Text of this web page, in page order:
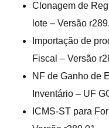
Clonagem de
lote – Versão
Importação de
Fiscal – Versão
NF de Ganho de
Inventário – UF
ICMS-ST para